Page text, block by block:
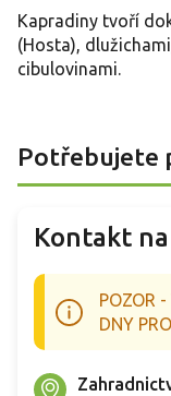
Kapradiny tvoří
(Hosta),
cibulovinami.
Potřebujete
Kontakt
POZOR
DNY